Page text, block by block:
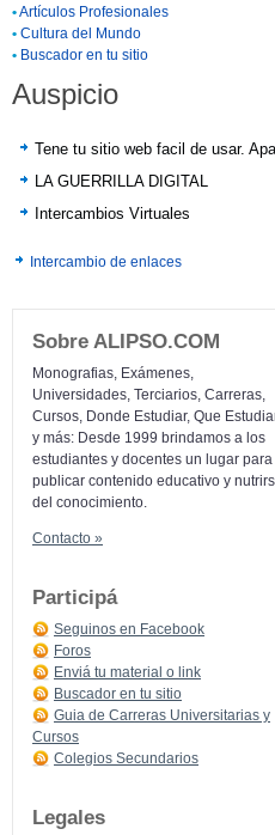
•Artículos Profesionales
• Cultura del Mundo
• Buscador en tu sitio
Auspicio
Tene tu sitio web facil de usar.
LA GUERRILLA DIGITAL
Intercambios Virtuales
Intercambio de enlaces
Sobre ALIPSO.COM
Monografias, Exámenes,
Universidades, Terciarios, Carreras,
Cursos, Donde Estudiar, Que
y más: Desde 1999 brindamos a los
estudiantes y docentes un lugar para
publicar contenido educativo y
del conocimiento.
Contacto »
Participá
Seguinos en Facebook
Foros
Enviá tu material o link
Buscador en tu sitio
Guia de Carreras Universitarias y
Cursos
Colegios Secundarios
Legales